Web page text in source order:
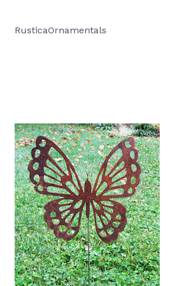
RusticaOrnamentals